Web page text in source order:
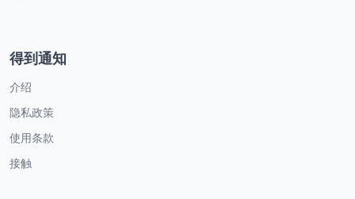
得到通知
介绍
隐私政策
使用条款
接触